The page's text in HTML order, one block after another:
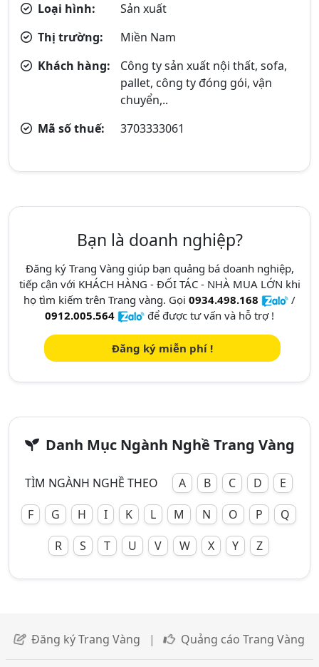
Loại hình:
Sản xuất
Thị trường:
Miền Nam
Khách hàng:
Công ty sản xuất nội thất, sofa,
pallet, công ty đóng gói, vận
chuyển,..
Mã số thuế:
3703333061
Bạn là doanh nghiệp?
Đăng ký Trang Vàng giúp bạn quảng bá doanh nghiệp,
tiếp cận với KHÁCH HÀNG - ĐỐI TÁC - NHÀ MUA LỚN khi
họ tìm kiếm trên Trang vàng. Gọi 0934.498.168
/
0912.005.564
để được tư vấn và hỗ trợ !
Đăng ký miễn phí !
Danh Mục Ngành Nghề Trang Vàng
TÌM NGÀNH NGHỀ THEO A B C D
E
F
G H I K L M N O P
Q
R
S T U V W X Y Z
Đăng ký Trang Vàng | Quảng cáo Trang Vàng